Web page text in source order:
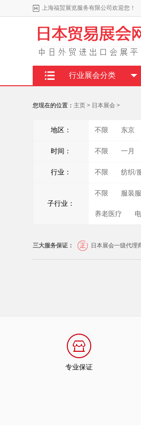
上海福贸展览服务有限公司欢迎您！
行业展会分类
您现在的位置： 主页 > 日本展会 >
地区： 不限 东京
时间： 不限 一月
行业： 不限 纺织/
子行业：
不限 服装
养老医疗
三大服务保证： 日本展会一级代理
专业保证